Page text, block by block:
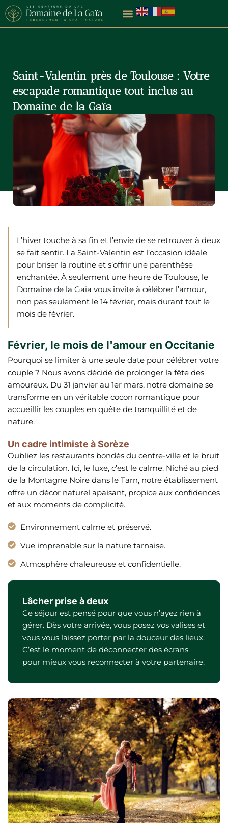
Aller
au
contenu
Saint-Valentin près de Toulouse : Votre
escapade romantique tout inclus au
Domaine de la Gaïa
L’hiver touche à sa fin et l’envie de se retrouver à deux
se fait sentir. La Saint-Valentin est l’occasion idéale
pour briser la routine et s’offrir une parenthèse
enchantée. À seulement une heure de Toulouse, le
Domaine de la Gaïa vous invite à célébrer l’amour,
non pas seulement le 14 février, mais durant tout le
mois de février.
Février, le mois de l'amour en Occitanie
Pourquoi se limiter à une seule date pour célébrer votre
couple ? Nous avons décidé de prolonger la fête des
amoureux. Du 31 janvier au 1er mars, notre domaine se
transforme en un véritable cocon romantique pour
accueillir les couples en quête de tranquillité et de
nature.
Un cadre intimiste à Sorèze
Oubliez les restaurants bondés du centre-ville et le bruit
de la circulation. Ici, le luxe, c’est le calme. Niché au pied
de la Montagne Noire dans le Tarn, notre établissement
offre un décor naturel apaisant, propice aux confidences
et aux moments de complicité.
Environnement calme et préservé.
Vue imprenable sur la nature tarnaise.
Atmosphère chaleureuse et confidentielle.
Lâcher prise à deux
Ce séjour est pensé pour que vous n’ayez rien à
gérer. Dès votre arrivée, vous posez vos valises et
vous vous laissez porter par la douceur des lieux.
C’est le moment de déconnecter des écrans
pour mieux vous reconnecter à votre partenaire.